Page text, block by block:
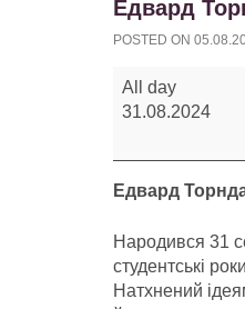
Едвард
POSTED ON
Едвард
Торндайк:
All day
31.08.2024
Едвард
Народився 31
студентські
Натхнений